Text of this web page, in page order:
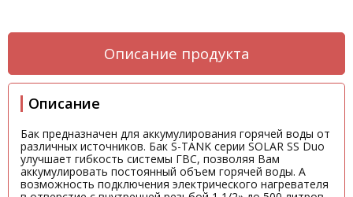
Описание продукта
Описание
Бак предназначен для аккумулирования горячей воды от
различных источников. Бак S-TANK серии SOLAR SS Duo
улучшает гибкость системы ГВС, позволяя Вам
аккумулировать постоянный объем горячей воды. А
возможность подключения электрического нагревателя